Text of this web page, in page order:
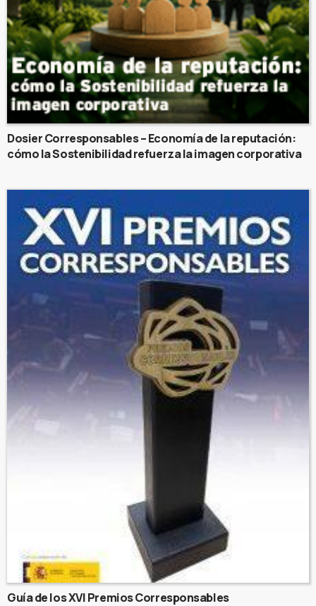
Dosier Corresponsables – Economía de la reputación:
cómo la Sostenibilidad refuerza la imagen corporativa
Guía de los XVI Premios Corresponsables